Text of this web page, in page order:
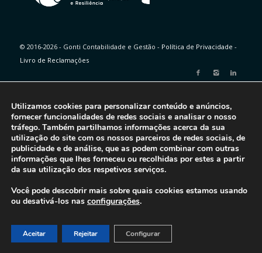
© 2016-2026 - Gonti Contabilidade e Gestão - Política de Privacidade -
Livro de Reclamações
Utilizamos cookies para personalizar conteúdo e anúncios,
fornecer funcionalidades de redes sociais e analisar o nosso
tráfego. Também partilhamos informações acerca da sua
utilização do site com os nossos parceiros de redes sociais, de
publicidade e de análise, que as podem combinar com outras
informações que lhes forneceu ou recolhidas por estes a partir
da sua utilização dos respetivos serviços.
Você pode descobrir mais sobre quais cookies estamos usando
ou desativá-los nas configurações.
Aceitar Rejeitar Configurar